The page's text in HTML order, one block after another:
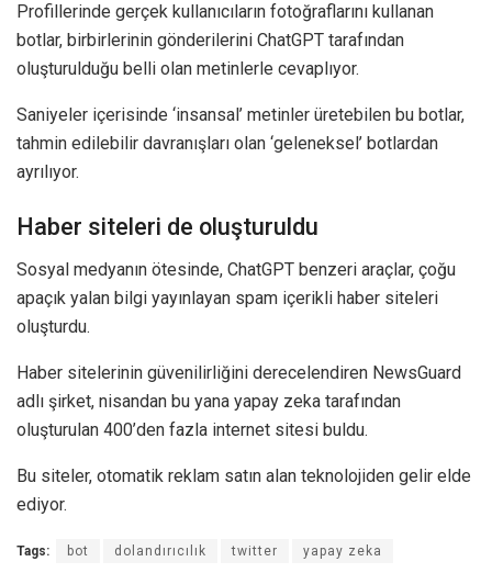
Profillerinde gerçek kullanıcıların fotoğraflarını kullanan
botlar, birbirlerinin gönderilerini ChatGPT tarafından
oluşturulduğu belli olan metinlerle cevaplıyor.
Saniyeler içerisinde ‘insansal’ metinler üretebilen bu botlar,
tahmin edilebilir davranışları olan ‘geleneksel’ botlardan
ayrılıyor.
Haber siteleri de oluşturuldu
Sosyal medyanın ötesinde, ChatGPT benzeri araçlar, çoğu
apaçık yalan bilgi yayınlayan spam içerikli haber siteleri
oluşturdu.
Haber sitelerinin güvenilirliğini derecelendiren NewsGuard
adlı şirket, nisandan bu yana yapay zeka tarafından
oluşturulan 400’den fazla internet sitesi buldu.
Bu siteler, otomatik reklam satın alan teknolojiden gelir elde
ediyor.
Tags: bot dolandırıcılık twitter yapay zeka